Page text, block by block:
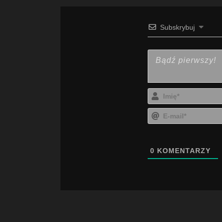
Subskrybuj
0 KOMENTARZY